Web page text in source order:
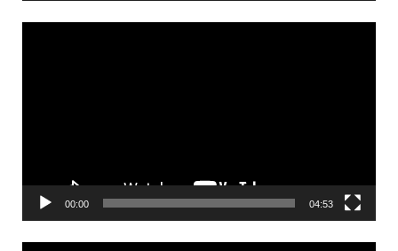
00:00 04:53